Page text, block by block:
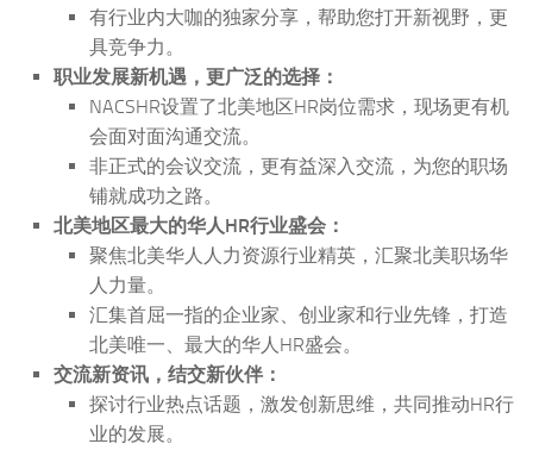
有行业内大咖的独家分享，帮助您打开新视野，更
具竞争力。
职业发展新机遇，更广泛的选择：
NACSHR设置了北美地区HR岗位需求，现场更有机
会面对面沟通交流。
非正式的会议交流，更有益深入交流，为您的职场
铺就成功之路。
北美地区最大的华人HR行业盛会：
聚焦北美华人人力资源行业精英，汇聚北美职场华
人力量。
汇集首屈一指的企业家、创业家和行业先锋，打造
北美唯一、最大的华人HR盛会。
交流新资讯，结交新伙伴：
探讨行业热点话题，激发创新思维，共同推动HR行
业的发展。